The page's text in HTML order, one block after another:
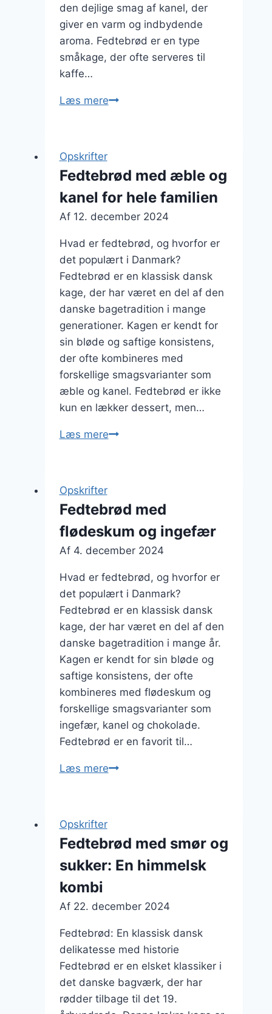
den dejlige smag af kanel, der
giver en varm og indbydende
aroma. Fedtebrød er en type
småkage, der ofte serveres til
kaffe…
Læs mereFedtebrød
dessert
Opskrifter
Fedtebrød med æble og
kanel for hele familien
Af 12. december 2024
Hvad er fedtebrød, og hvorfor er
det populært i Danmark?
Fedtebrød er en klassisk dansk
kage, der har været en del af den
danske bagetradition i mange
generationer. Kagen er kendt for
sin bløde og saftige konsistens,
der ofte kombineres med
forskellige smagsvarianter som
æble og kanel. Fedtebrød er ikke
kun en lækker dessert, men…
Læs mereFedtebrød
for
hele
familien
Opskrifter
Fedtebrød med
flødeskum og ingefær
Af 4. december 2024
Hvad er fedtebrød, og hvorfor er
det populært i Danmark?
Fedtebrød er en klassisk dansk
kage, der har været en del af den
danske bagetradition i mange år.
Kagen er kendt for sin bløde og
saftige konsistens, der ofte
kombineres med flødeskum og
forskellige smagsvarianter som
ingefær, kanel og chokolade.
Fedtebrød er en favorit til…
Læs mereFedtebrød
Opskrifter
Fedtebrød med smør og
sukker: En himmelsk
kombi
Af 22. december 2024
Fedtebrød: En klassisk dansk
delikatesse med historie
Fedtebrød er en elsket klassiker i
det danske bagværk, der har
rødder tilbage til det 19.